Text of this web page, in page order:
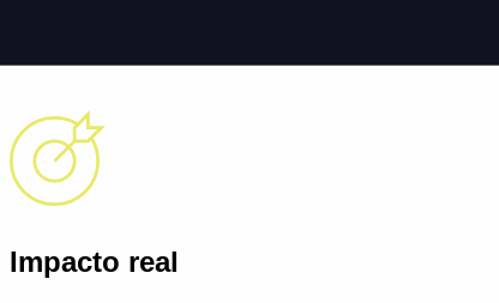
Impacto real